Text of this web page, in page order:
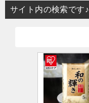
サイト内の検索です♪